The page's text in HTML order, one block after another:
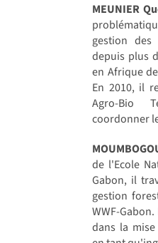
MEUNIER
gestion
depuis plus
en Afrique
En 2010, il
Agro-Bio
coordonner
de l'Ecole
Gabon, il
gestion
WWF-
dans la mise